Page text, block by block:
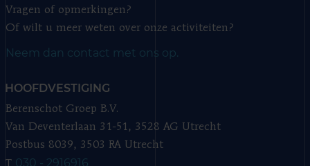
Vragen of opmerkingen?
Of wilt u meer weten over onze activiteiten?
Neem dan contact met ons op.
HOOFDVESTIGING
Berenschot Groep B.V.
Van Deventerlaan 31-51, 3528 AG Utrecht
Postbus 8039, 3503 RA Utrecht
T 030 - 2916916